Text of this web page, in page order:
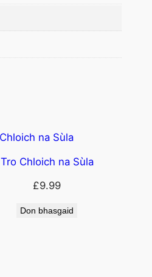
Tro Chloich na Sùla
£9.99
Don bhasgaid